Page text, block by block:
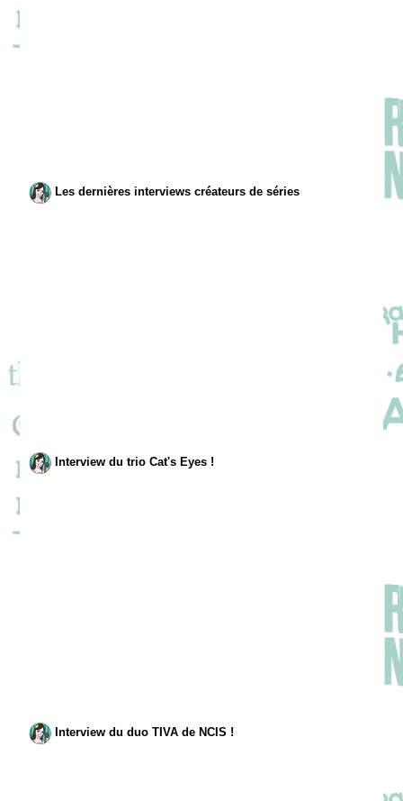
Les dernières interviews créateurs de séries
Interview du trio Cat's Eyes !
Interview du duo TIVA de NCIS !